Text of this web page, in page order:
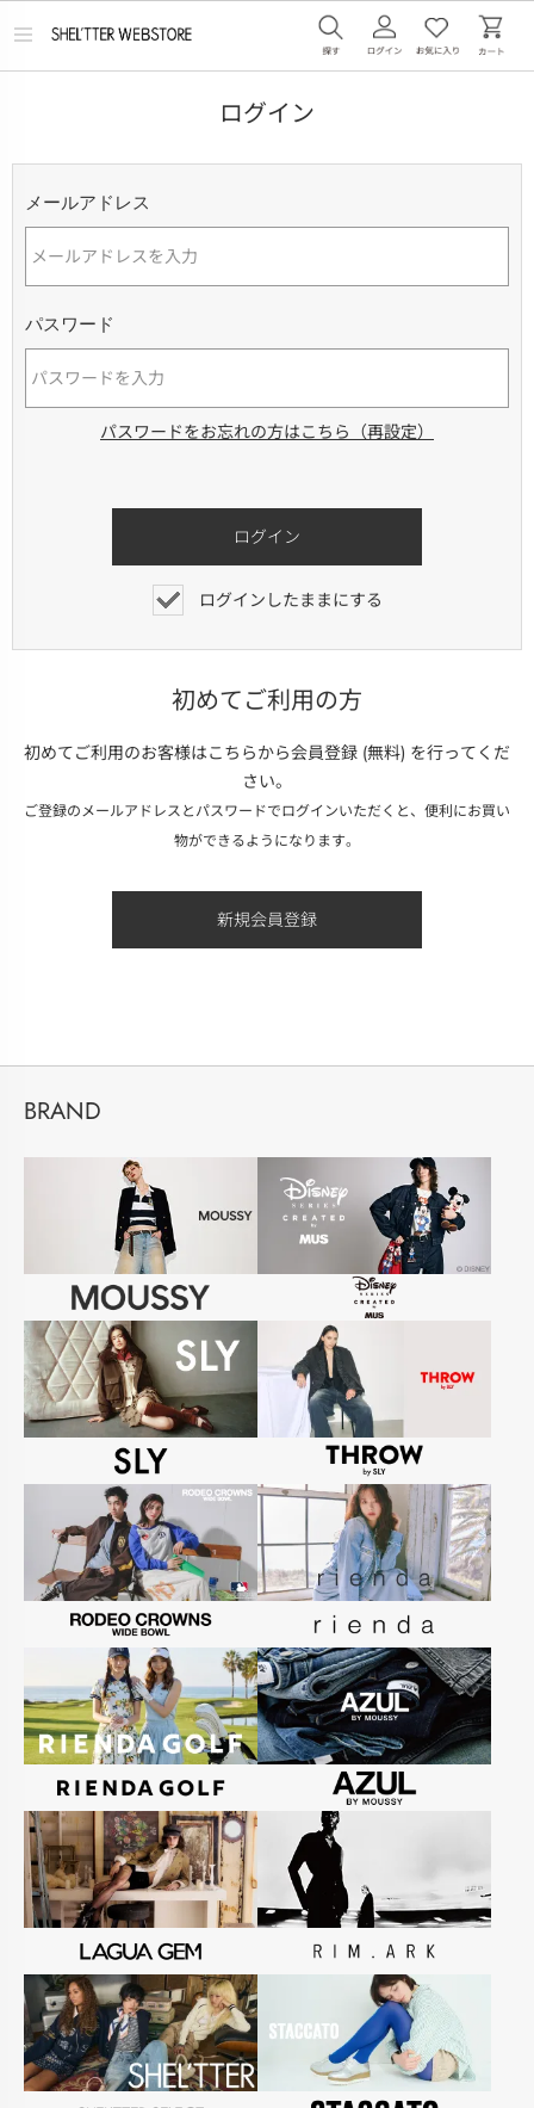
メ
ログイン
メールアドレス
パスワード
パスワードをお忘れの方はこちら（再設定）
ログインしたままにする
初めてご利用の方
初めてご利用のお客様はこちらから会員登録 (無料) を行ってくだ
さい。
ご登録のメールアドレスとパスワードでログインいただくと、便利にお買い
物ができるようになります。
BRAND